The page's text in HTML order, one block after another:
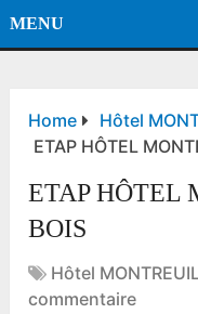
MENU
Home
Hôtel
ETAP HÔTEL
ETAP HÔTEL
BOIS
Hôtel
commentaire